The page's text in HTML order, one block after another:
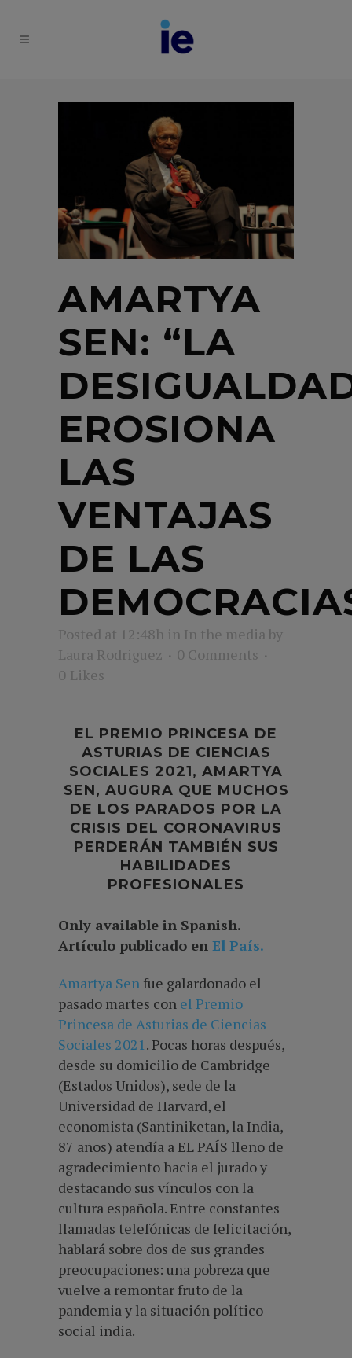
AMARTYA
SEN: “LA
EROSIONA
LAS
VENTAJAS
DE LAS
Posted at 12:48h in In the media by
Laura Rodriguez
0 Comments
0 Likes
EL PREMIO PRINCESA DE
ASTURIAS DE CIENCIAS
SOCIALES 2021, AMARTYA
SEN, AUGURA QUE MUCHOS
DE LOS PARADOS POR LA
CRISIS DEL CORONAVIRUS
PERDERÁN TAMBIÉN SUS
HABILIDADES
PROFESIONALES
Only available in Spanish.
Artículo publicado en El País.
Amartya Sen fue galardonado el
pasado martes con el Premio
Princesa de Asturias de Ciencias
Sociales 2021. Pocas horas después,
desde su domicilio de Cambridge
(Estados Unidos), sede de la
Universidad de Harvard, el
economista (Santiniketan, la India,
87 años) atendía a EL PAÍS lleno de
agradecimiento hacia el jurado y
destacando sus vínculos con la
cultura española. Entre constantes
llamadas telefónicas de felicitación,
hablará sobre dos de sus grandes
preocupaciones: una pobreza que
vuelve a remontar fruto de la
pandemia y la situación político-
social india.